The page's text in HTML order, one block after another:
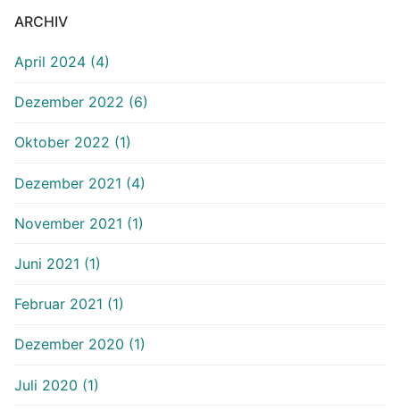
ARCHIV
April 2024 (4)
Dezember 2022 (6)
Oktober 2022 (1)
Dezember 2021 (4)
November 2021 (1)
Juni 2021 (1)
Februar 2021 (1)
Dezember 2020 (1)
Juli 2020 (1)